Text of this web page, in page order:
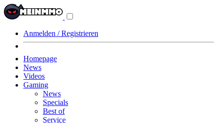
Anmelden / Registrieren
Homepage
News
Videos
Gaming
News
Specials
Best of
Service